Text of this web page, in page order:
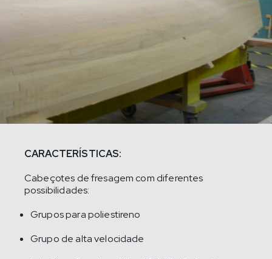
CARACTERÍSTICAS:
Cabeçotes de fresagem com diferentes
possibilidades:
Grupos para poliestireno
Grupo de alta velocidade